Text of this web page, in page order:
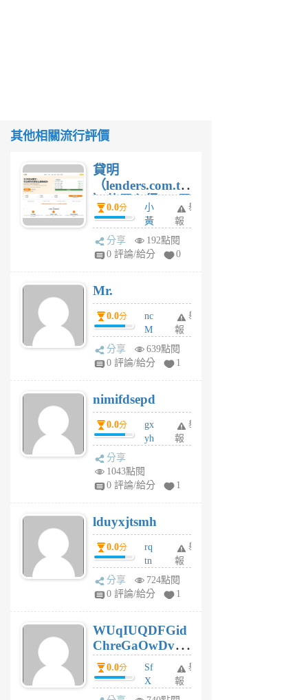
其他相關流行評價
貸明
（lenders.com.tw
）使用心得 — 民
間貸款比較平台
體驗
0.0分
小
黃
蜂
1
舉
報
分享
192點閱
0 評論/給分
0
Mr.
0.0分
nc
M
U
F
U
5
個
月
舉
報
分享
639點閱
0 評論/給分
1
nimifdsepd
0.0分
gx
yh
jl
月
前
舉
報
分享
1043點閱
0 評論/給分
1
lduyxjtsmh
0.0分
rq
tn
jt
gl
個
月
前
舉
報
分享
724點閱
0 評論/給分
1
WUqIUQDFGid
ChreGaOwDv
dY0.0分
Sf
X
Pe
舉
報